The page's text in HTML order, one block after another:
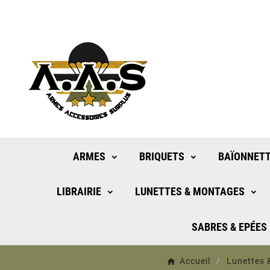
ARMES BRIQUETS
LIBRAIRIE LUNETTES & MONTAGES
SABRES & EPÉES
Accueil Lunettes